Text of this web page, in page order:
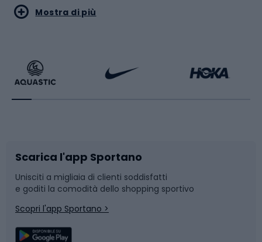
Sport acquatici
Bikepacking
Bushcraft
Corsa
Sport di squadra
Sport di arti marziali
Sport con le racchette
Slitte e slittini
Snowboard
Camminata nordica
Mostra di più
Scarica l'app Sportano
Unisciti a migliaia di clienti soddisfatti
e goditi la comodità dello shopping sportivo
Scopri l'app Sportano >